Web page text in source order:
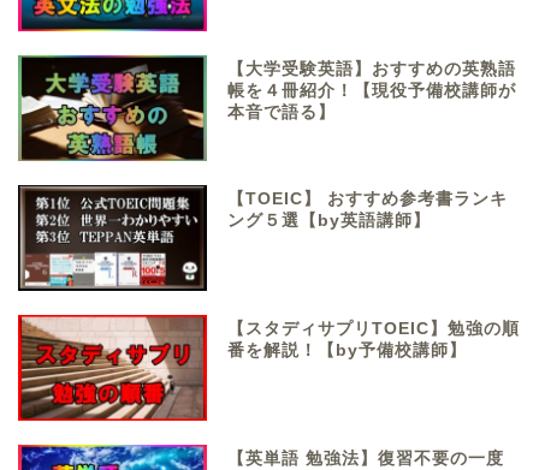
【大学受験英語】おすすめの英熟語
帳を４冊紹介！【現役予備校講師が
本音で語る】
【TOEIC】 おすすめ参考書ランキ
ング５選【by英語講師】
【スタディサプリTOEIC】勉強の順
番を解説！【by予備校講師】
【英単語 勉強法】復習不要の一度